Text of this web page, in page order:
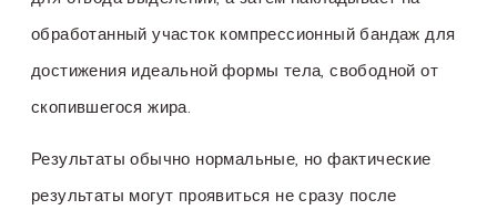
обработанный участок компрессионный бандаж для
достижения идеальной формы тела, свободной от
скопившегося жира.
Результаты обычно нормальные, но фактические
результаты могут проявиться не сразу после